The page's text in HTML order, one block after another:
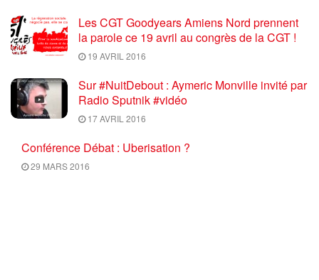
Les CGT Goodyears Amiens Nord prennent
la parole ce 19 avril au congrès de la CGT !
19 AVRIL 2016
Sur #NuitDebout : Aymeric Monville invité par
Radio Sputnik #vidéo
17 AVRIL 2016
Conférence Débat : Uberisation ?
29 MARS 2016